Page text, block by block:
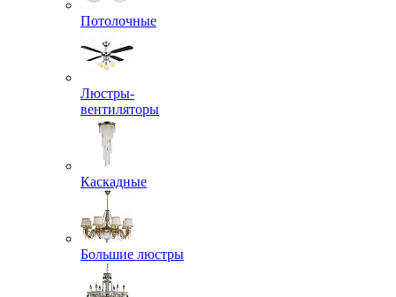
Потолочные
Люстры-
вентиляторы
Каскадные
Большие люстры